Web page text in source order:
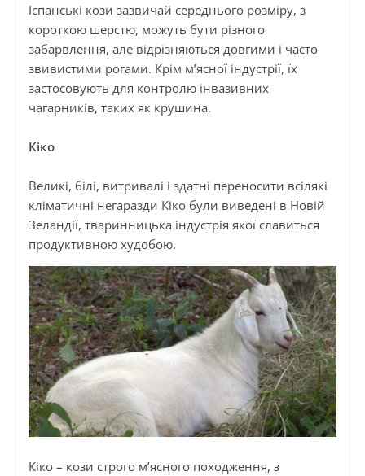
Іспанські кози зазвичай середнього розміру, з
короткою шерстю, можуть бути різного
забарвлення, але відрізняються довгими і часто
звивистими рогами. Крім м’ясної індустрії, їх
застосовують для контролю інвазивних
чагарників, таких як крушина.
Кіко
Великі, білі, витривалі і здатні переносити всілякі
кліматичні негаразди Кікобули виведені в Новій
Зеландії, тваринницька індустрія якої славиться
продуктивною худобою.
Кіко – кози строго м’ясного походження, з